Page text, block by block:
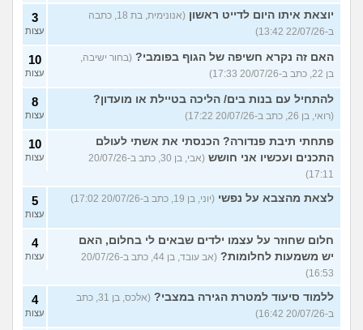
יוצאת איתו היום לדייט ראשון
(אנונימית, בת 18, כתבה
ב-22/07/26 13:42)
3
עצות
האם זה נקרא חשיפה של הגוף בפומבי? (בחור ישיבה,
בן 22, כתב ב-20/07/26 17:33)
10
עצות
להתחיל עם בנות בים/ הליכה בטיילת או מועדון?
(רואי, בן 26, כתב ב-20/07/26 17:22)
8
עצות
פתחתי תיבת פנדורה? הכנסתי את אשתי לעולם
התכנים ועכשיו אני חושש
(אבי, בן 30, כתב ב-20/07/26
17:11)
10
עצות
לצאת מהצבא על נפשי (יוני, בן 19, כתב ב-20/07/26 17:02) 5
עצות
חלום שחוזר על עצמו ילדים שבאים לי בחלום, האם
יש משמעות לחלומות?
(אב עובד, בן 44, כתב ב-20/07/26
16:53)
4
עצות
ללמוד סיעוד למטרת הגירה במצבי?
(אלכס, בן 31, כתב
ב-20/07/26 16:42)
4
עצות